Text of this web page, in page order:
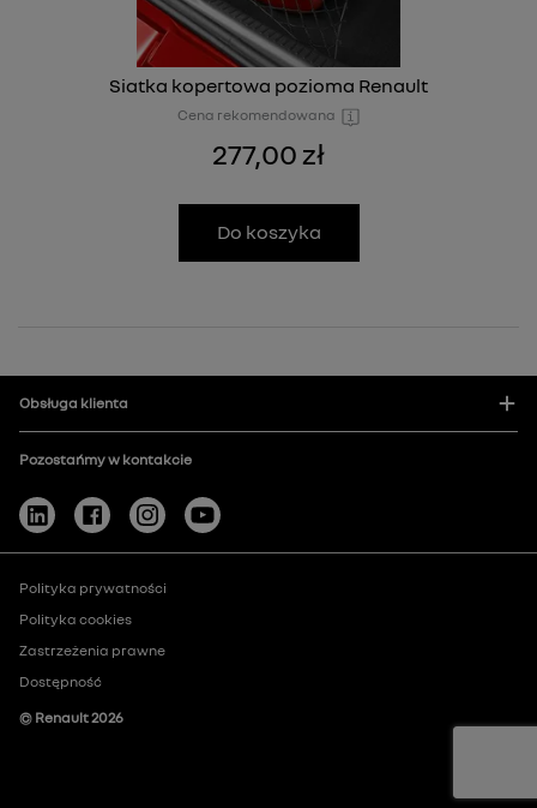
Siatka kopertowa pozioma Renault
Cena rekomendowana
277,00 zł
Do koszyka
Obsługa klienta
Pozostańmy w kontakcie
Polityka prywatności
Polityka cookies
Zastrzeżenia prawne
Dostępność
© Renault2026